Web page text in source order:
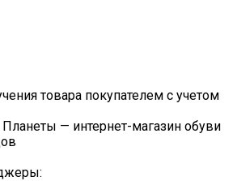
товара покупателем с учетом
— интернет-магазин обуви